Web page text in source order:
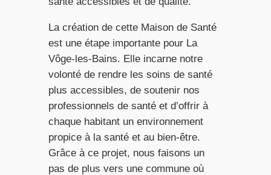
La création de cette Maison de Santé
est une étape importante pour La
Vôge-les-Bains. Elle incarne notre
volonté de rendre les soins de santé
plus accessibles, de soutenir nos
professionnels de santé et d’offrir à
chaque habitant un environnement
propice à la santé et au bien-être.
Grâce à ce projet, nous faisons un
pas de plus vers une commune où